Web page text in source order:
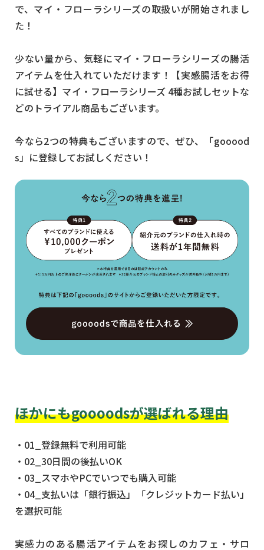
で、マイ・フローラシリーズの取扱いが開始されまし
た！
少ない量から、気軽にマイ・フローラシリーズの腸活
アイテムを仕入れていただけます！【実感腸活をお得
に試せる】マイ・フローラシリーズ 4種お試しセットな
どのトライアル商品もございます。
今なら2つの特典もございますので、ぜひ、「gooood
s」に登録してお試しください！
ほかにもgoooodsが選ばれる理由
・01_登録無料で利用可能
・02_30日間の後払いOK
・03_スマホやPCでいつでも購入可能
・04_支払いは「銀行振込」「クレジットカード払い」
を選択可能
実感力のある腸活アイテムをお探しのカフェ・サロ